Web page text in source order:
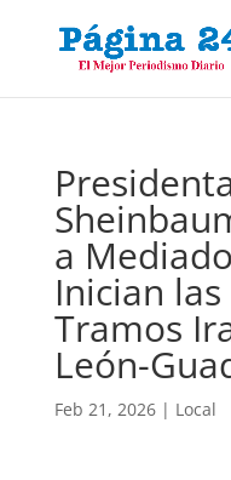
a
Inician
Tramos
León-
Feb 21, 2026| Local